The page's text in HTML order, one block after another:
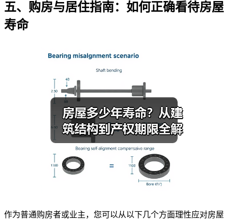
五、购房与居住指南：如何正确看待房屋
寿命
作为普通购房者或业主，您可以从以下几个方面理性应对房屋